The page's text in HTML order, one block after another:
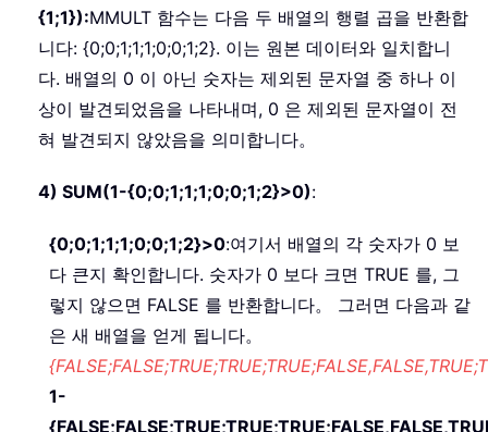
{1;1}):MMULT 함수는 다음 두 배열의 행렬 곱을 반환합
니다: {0;0;1;1;1;0;0;1;2}. 이는 원본 데이터와 일치합니
다. 배열의 0 이 아닌 숫자는 제외된 문자열 중 하나 이
상이 발견되었음을 나타내며, 0 은 제외된 문자열이 전
혀 발견되지 않았음을 의미합니다。
4) SUM(1-{0;0;1;1;1;0;0;1;2}>0):
{0;0;1;1;1;0;0;1;2}>0:여기서 배열의 각 숫자가 0 보
다 큰지 확인합니다. 숫자가 0 보다 크면 TRUE 를, 그
렇지 않으면 FALSE 를 반환합니다。 그러면 다음과 같
은 새 배열을 얻게 됩니다。
1-